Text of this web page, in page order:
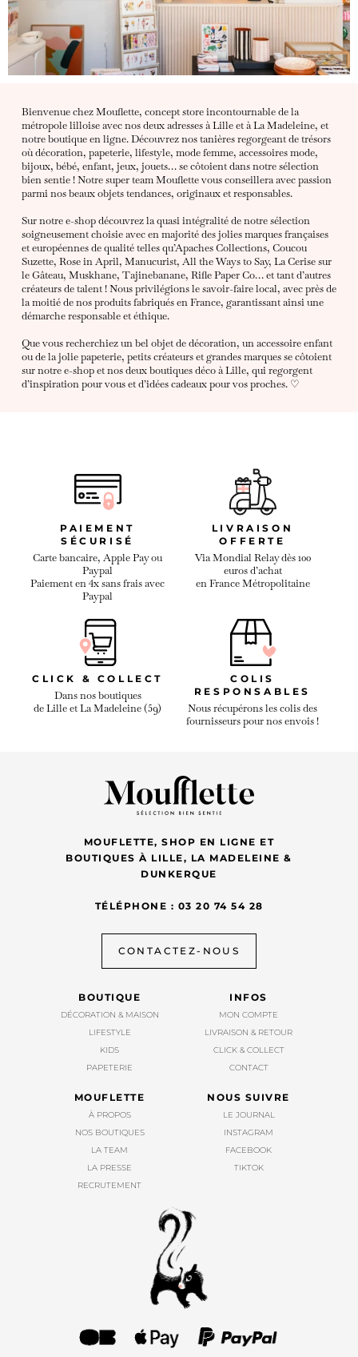
Bienvenue chez Mouflette, concept store incontournable de la
métropole lilloise avec nos deux adresses à Lille et à La Madeleine, et
notre boutique en ligne. Découvrez nos tanières regorgeant de trésors
où décoration, papeterie, lifestyle, mode femme, accessoires mode,
bijoux, bébé, enfant, jeux, jouets… se côtoient dans notre sélection
bien sentie ! Notre super team Mouflette vous conseillera avec passion
parmi nos beaux objets tendances, originaux et responsables.
Sur notre e-shop découvrez la quasi intégralité de notre sélection
soigneusement choisie avec en majorité des jolies marques françaises
et européennes de qualité telles qu’Apaches Collections, Coucou
Suzette, Rose in April, Manucurist, All the Ways to Say, La Cerise sur
le Gâteau, Muskhane, Tajinebanane, Rifle Paper Co… et tant d’autres
créateurs de talent ! Nous privilégions le savoir-faire local, avec près de
la moitié de nos produits fabriqués en France, garantissant ainsi une
démarche responsable et éthique.
Que vous recherchiez un bel objet de décoration, un accessoire enfant
ou de la jolie papeterie, petits créateurs et grandes marques se côtoient
sur notre e-shop et nos deux boutiques déco à Lille, qui regorgent
d’inspiration pour vous et d’idées cadeaux pour vos proches. ♡
PAIEMENT
SÉCURISÉ
Carte bancaire, Apple Pay ou
Paypal
Paiement en 4x sans frais avec
Paypal
LIVRAISON
OFFERTE
Via Mondial Relay dès 100
euros d’achat
en France Métropolitaine
CLICK & COLLECT
Dans nos boutiques
de Lille et La Madeleine (59)
COLIS
RESPONSABLES
Nous récupérons les colis des
fournisseurs pour nos envois !
MOUFLETTE, SHOP EN LIGNE ET
BOUTIQUES À LILLE, LA MADELEINE &
DUNKERQUE
TÉLÉPHONE : 03 20 74 54 28
CONTACTEZ-NOUS
BOUTIQUE
DÉCORATION & MAISON
LIFESTYLE
KIDS
PAPETERIE
INFOS
MON COMPTE
LIVRAISON & RETOUR
CLICK & COLLECT
CONTACT
MOUFLETTE
À PROPOS
NOS BOUTIQUES
LA TEAM
LA PRESSE
RECRUTEMENT
NOUS SUIVRE
LE JOURNAL
INSTAGRAM
FACEBOOK
TIKTOK